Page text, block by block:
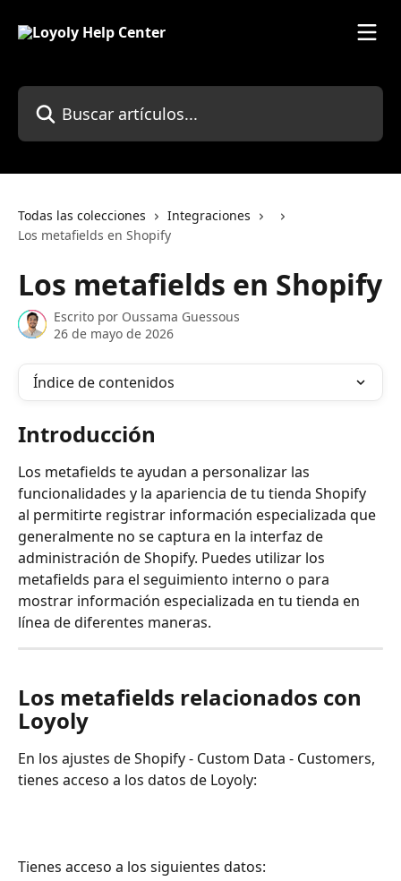
Buscar artículos...
Todas las colecciones
Integraciones
Los metafields en Shopify
Los metafields en Shopify
Escrito por Oussama Guessous
26 de mayo de 2026
Índice de contenidos
Introducción
Los metafields te ayudan a personalizar las
funcionalidades y la apariencia de tu tienda Shopify
al permitirte registrar información especializada que
generalmente no se captura en la interfaz de
administración de Shopify. Puedes utilizar los
metafields para el seguimiento interno o para
mostrar información especializada en tu tienda en
línea de diferentes maneras.
Los metafields relacionados con
Loyoly
En los ajustes de Shopify - Custom Data - Customers,
tienes acceso a los datos de Loyoly:
Tienes acceso a los siguientes datos: